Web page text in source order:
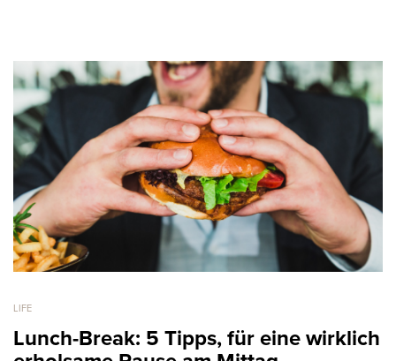
LIFE
Lunch-Break: 5 Tipps, für eine wirklich